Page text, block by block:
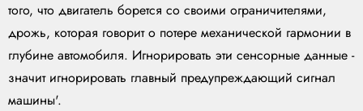
того, что двигатель борется со своими ограничителями,
дрожь, которая говорит о потере механической гармонии в
глубине автомобиля. Игнорировать эти сенсорные данные -
значит игнорировать главный предупреждающий сигнал
машины'.